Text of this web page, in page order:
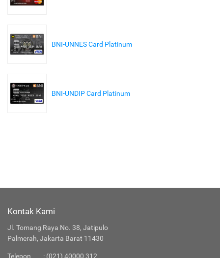
BNI-UNNES Card Platinum
BNI-UNDIP Card Platinum
Kontak Kami
Jl. Tomang Raya No. 38, Jatipulo
Palmerah, Jakarta Barat 11430
Telepon
: (021) 40000 312